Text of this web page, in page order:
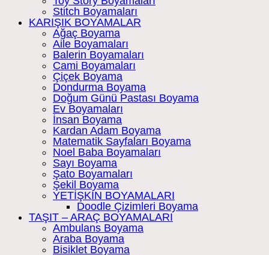
Stitch Boyamaları
KARIŞIK BOYAMALAR
Ağaç Boyama
Aile Boyamaları
Balerin Boyamaları
Cami Boyamaları
Çiçek Boyama
Dondurma Boyama
Doğum Günü Pastası Boyama
Ev Boyamaları
İnsan Boyama
Kardan Adam Boyama
Matematik Sayfaları Boyama
Noel Baba Boyamaları
Sayı Boyama
Şato Boyamaları
Şekil Boyama
YETİŞKİN BOYAMALARI
Doodle Çizimleri Boyama
TAŞIT – ARAÇ BOYAMALARI
Ambulans Boyama
Araba Boyama
Bisiklet Boyama